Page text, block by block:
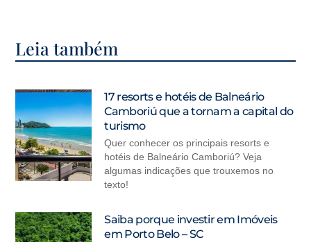
Leia também
17 resorts e hotéis de Balneário
Camboriú que a tornam a capital do
turismo
Quer conhecer os principais resorts e
hotéis de Balneário Camboriú? Veja
algumas indicações que trouxemos no
texto!
Saiba porque investir em Imóveis
em Porto Belo – SC